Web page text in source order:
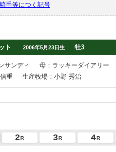
手等につく記号
ト
2006年5月23日生 牡3
サンディ
母：ラッキーダイアリー
重
生産牧場：小野 秀治